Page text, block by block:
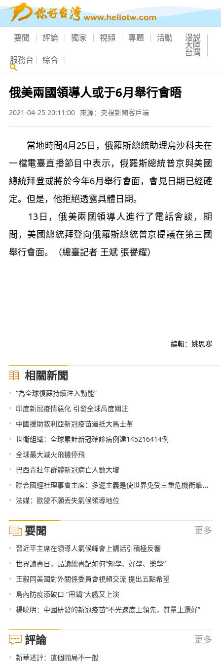
要聞 評論 獨家 視頻 專題 活動 漫説
大陸
台灣
服務台 綜合
俄美兩國領導人或于6月舉行會晤
2021-04-25 20:11:00 來源：央視新聞客戶端
當地時間4月25日，俄羅斯總統助理烏沙科夫在
一檔電臺直播節目中表示，俄羅斯總統普京與美國
總統拜登或將於今年6月舉行會面，會見日期已經確
定。但是，他拒絕透露具體日期。
13日，俄美兩國領導人進行了電話會談，期
間，美國總統拜登向俄羅斯總統普京提議在第三國
舉行會面。（總臺記者 王斌 張譽耀）
編輯：姚思寒
相關新聞
• “為全球復蘇持續注入動能”
• 印度新冠疫情惡化 引發全球高度關注
• 中國援助敘利亞新冠疫苗運抵大馬士革
• 世衛組織：全球累計新冠確診病例達145216414例
• 全球最大滅火飛機停飛
• 巴西青壯年群體新冠病亡人數大增
• 聯合國經社理事會主席：多邊主義是使世界免受三重危機衝擊的唯一齣路
• 法媒：歐盟不願丟失氣候領導地位
要聞 更多
• 習近平主席在領導人氣候峰會上講話引積極反響
• 世界讀書日，品讀總書記如何“知學、好學、樂學”
• 王毅同美國對外關係委員會視頻交流 提出五點希望
• 島內防疫添破口 “甩鍋”大戲又上演
• 楊曉明：中國研發的新冠疫苗“不光速度上領先，質量上還好”
評論 更多
• 新華述評：這個開局不一般